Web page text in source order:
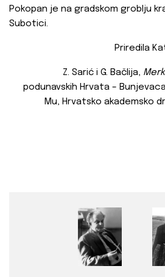
Pokopan je na gradskom groblju
Subotici.
Priredila
Z. Sarić i G. Bačlija,
podunavskih Hrvata – Bunjevaca
Mu, Hrvatsko akademsko